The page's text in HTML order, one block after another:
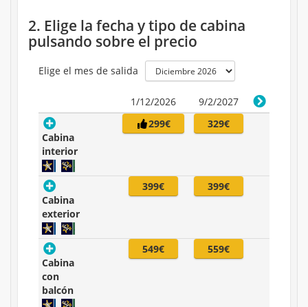
2. Elige la fecha y tipo de cabina
pulsando sobre el precio
Elige el mes de salida
1/12/2026 9/2/2027
Cabina
interior
299€ 329€
Cabina
exterior
399€ 399€
Cabina
con
balcón
549€ 559€